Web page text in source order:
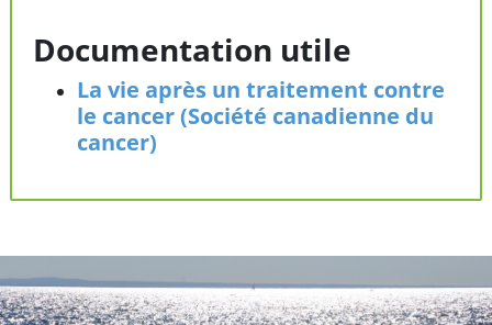
Documentation utile
La vie après un traitement contre
le cancer (Société canadienne du
cancer)